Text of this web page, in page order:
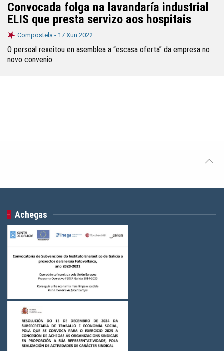
Convocada folga na lavandaría industrial
ELIS que presta servizo aos hospitais
Compostela - 17 Xun 2022
O persoal rexeitou en asemblea a “escasa oferta” da empresa no
novo convenio
Achegas